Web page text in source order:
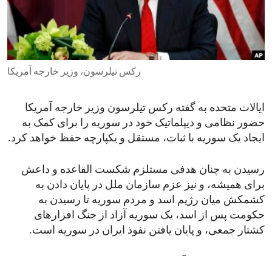
ENVIRONMENT AND HEALTH
IDEALS AND INSTITUTIONS
رکس تیلرسون، وزیر خارجه آمریکا
ایالات متحده به گفته رکس تیلرسون وزیر خارجه آمریکا
حضور نظامی و دیپلماتیک خود در سوریه را برای کمک به
ایجاد یک سوریه با ثبات، مستقل و یکپارچه حفظ خواهد کرد.
رسیدن به چنان هدفی مستلزم شکست القاعده و داعش
برای همیشه، و نیز عزم سازمان ملل در پایان دادن به
کشمکش میان رژیم اسد و مردم سوریه تا رسیدن به
حکومت پس از اسد، یک سوریه آزاد از جنگ افزارهای
کشتار جمعی، و پایان یافتن نفوذ ایران در سوریه است.